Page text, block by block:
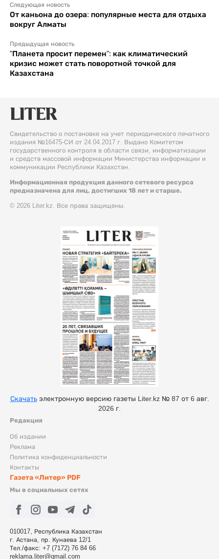
Следующая новость
От каньона до озера: популярные места для отдыха
вокруг Алматы
Предыдущая новость
"Планета просит перемен": как климатический
кризис может стать поворотной точкой для
Казахстана
Свидетельство о постановке на учет периодического печатного
издания №16475-СИ от 24.04.2017 г. Выдано Комитетом
государственного контроля в области связи, информатизации
и средств массовой информации Министерства информации и
коммуникации Республики Казахстан.
Информационная продукция данного сетевого ресурса
предназначена для лиц, достигших 18 лет и старше.
© 2026 Liter.kz. Все права защищены.
Редакция
Об издании
Реклама
Политика конфиденциальности
Контакты
Газета «Литер» PDF
Мы в социальных сетях
010017, Республика Казахстан
г. Астана, пр. Кунаева 12/1
Тел./факс: +7 (7172) 76 84 66
reklama.liter@gmail.com
Скачатьэлектронную версию газеты Liter.kz № 87 от 6 авг.
2026 г.